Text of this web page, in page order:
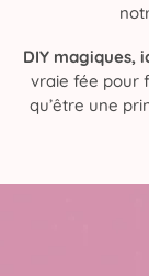
DIY magiques,
vraie fée pour
qu’être une